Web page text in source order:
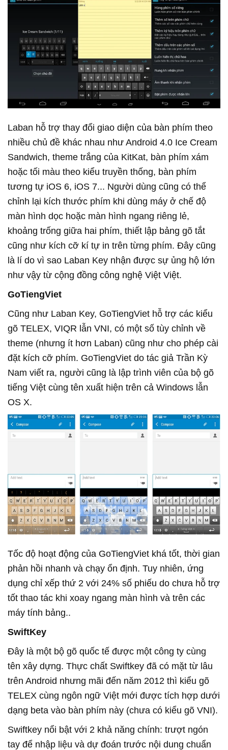
Laban hỗ trợ thay đổi giao diện của bàn phím theo
nhiều chủ đề khác nhau như Android 4.0 Ice Cream
Sandwich, theme trắng của KitKat, bàn phím xám
hoặc tối màu theo kiểu truyền thống, bàn phím
tương tự iOS 6, iOS 7... Người dùng cũng có thể
chỉnh lại kích thước phím khi dùng máy ở chế độ
màn hình dọc hoặc màn hình ngang riêng lẻ,
khoảng trống giữa hai phím, thiết lập bảng gõ tắt
cũng như kích cỡ kí tự in trên từng phím. Đây cũng
là lí do vì sao Laban Key nhận được sự ủng hộ lớn
như vậy từ cộng đồng công nghệ Việt Việt.
GoTiengViet
Cũng như Laban Key, GoTiengViet hỗ trợ các kiểu
gõ TELEX, VIQR lẫn VNI, có một số tùy chỉnh về
theme (nhưng ít hơn Laban) cũng như cho phép cài
đặt kích cỡ phím. GoTiengViet do tác giả Trần Kỳ
Nam viết ra, người cũng là lập trình viên của bộ gõ
tiếng Việt cùng tên xuất hiện trên cả Windows lẫn
OS X.
Tốc độ hoạt động của GoTiengViet khá tốt, thời gian
phản hồi nhanh và chạy ổn định. Tuy nhiên, ứng
dụng chỉ xếp thứ 2 với 24% số phiếu do chưa hỗ trợ
tốt thao tác khi xoay ngang màn hình và trên các
máy tính bảng..
SwiftKey
Đây là một bộ gõ quốc tế được một công ty cùng
tên xây dựng. Thực chất Swiftkey đã có mặt từ lâu
trên Android nhưng mãi đến năm 2012 thì kiểu gõ
TELEX cùng ngôn ngữ Việt mới được tích hợp dưới
dạng beta vào bàn phím này (chưa có kiểu gõ VNI).
Swiftkey nổi bật với 2 khả năng chính: trượt ngón
tay để nhập liệu và dự đoán trước nội dung chuẩn